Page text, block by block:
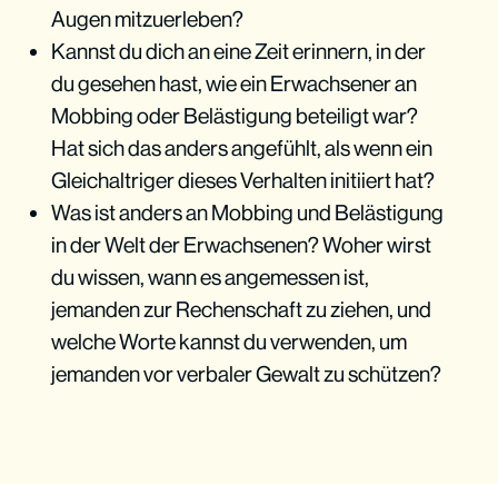
Augen mitzuerleben?
Kannst du dich an eine Zeit erinnern, in der
du gesehen hast, wie ein Erwachsener an
Mobbing oder Belästigung beteiligt war?
Hat sich das anders angefühlt, als wenn ein
Gleichaltriger dieses Verhalten initiiert hat?
Was ist anders an Mobbing und Belästigung
in der Welt der Erwachsenen? Woher wirst
du wissen, wann es angemessen ist,
jemanden zur Rechenschaft zu ziehen, und
welche Worte kannst du verwenden, um
jemanden vor verbaler Gewalt zu schützen?